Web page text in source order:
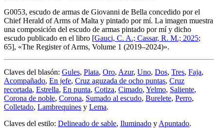
G0053, escudo de armas de Giovanni de Bella concedido por el
Chief Herald of Arms of Malta y pintado por mí. La imagen muestra
una composición del escudo de armas pintado por mí y dicho
escudo publicado en el libro [Gauci, C. A.; Cassar, R. M.; 2025;
65], «The Register of Arms, Volume 1 (2019–2024)».
Claves del blasón: Gules, Plata, Oro, Azur, Uno, Dos, Tres, Faja,
Acompañado, En jefe, Cruz aguzada de ocho puntas, Cruz
recortada, Estrella, En punta, Cotiza, Cimado, Yelmo, Saliente,
Corona de noble, Corona, Sumado al escudo, Burelete, Perro,
Colletado, Lambrequines y Lema.
Claves del estilo: Delineado de sable, Iluminado y Apuntado.